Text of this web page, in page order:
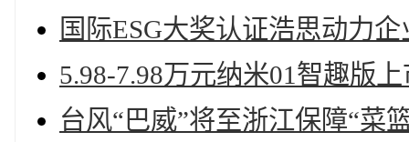
国际ESG大奖认证浩思动力
5.98-7.98万元纳米01智趣版上
台风“巴威”将至浙江保障“菜